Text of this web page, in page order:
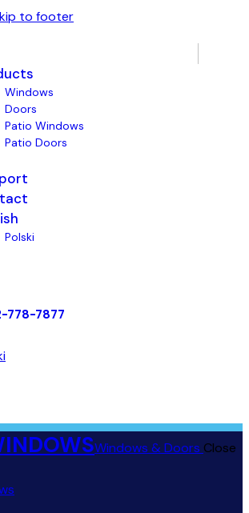
to footer
Windows
Doors
Patio Windows
Patio Doors
Polski
778-7877
Windows & Doors Close